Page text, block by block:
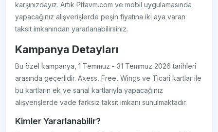
karşınızdayız. Artık Pttavm.com ve mobil uygulamasında
yapacağınız alışverişlerde peşin fiyatına iki aya varan
taksit imkanından yararlanabilirsiniz.
Kampanya Detayları
Bu özel kampanya, 1 Temmuz - 31 Temmuz 2026 tarihleri
arasında geçerlidir. Axess, Free, Wings ve Ticari kartlar ile
bu kartların ek ve sanal kartlarıyla yapacağınız
alışverişlerde vade farksız taksit imkanı sunulmaktadır.
Kimler Yararlanabilir?